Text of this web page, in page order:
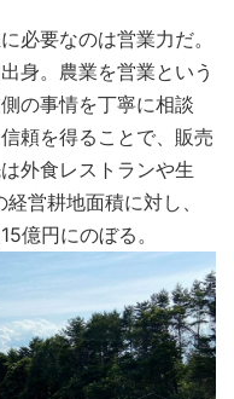
必要なのは営業力だ。
身。農業を営業という
の事情を丁寧に相談
頼を得ることで、販売
外食レストランや生
営耕地面積に対し、
億円にのぼる。